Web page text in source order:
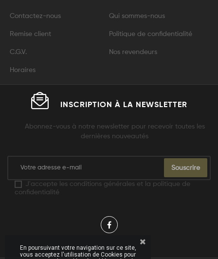
Contactez-nous Qui sommes-nous
Remise client Politique de confidentialité
C.G.V. Nos revendeurs
Horaires
INSCRIPTION À LA NEWSLETTER
Abonnez-vous à notre newsletter pour recevoir toutes les
dernières nouveautés
Souscrire
J'accepte les conditions générales et la politique de
confidentialité
En poursuivant votre navigation sur ce site,
vous acceptez l'utilisation de Cookies pour